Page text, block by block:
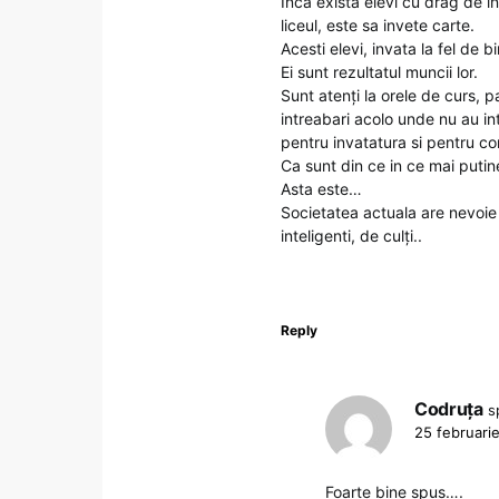
liceul, este sa invete carte.
Acesti elevi, invata la fel de
Ei sunt rezultatul muncii lor.
Sunt atenți la orele de curs,
intreabari acolo unde nu au
pentru invatatura si pentru
Ca sunt din ce in ce mai
Asta este…
Societatea actuala are
inteligenti, de culți..
Reply
Codruța
25
Foarte bine spus….